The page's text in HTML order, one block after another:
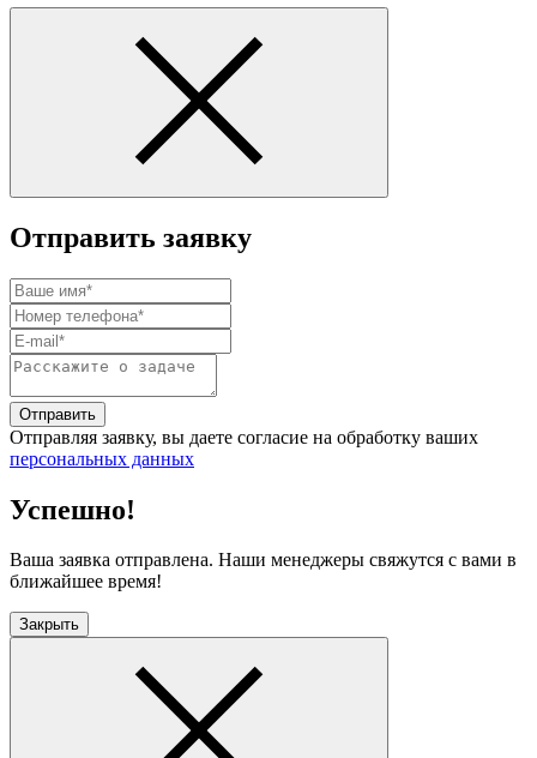
Отправить заявку
Отправить
Отправляя заявку, вы даете согласие на обработку ваших
персональных данных
Успешно!
Ваша заявка отправлена. Наши менеджеры свяжутся с вами в
ближайшее время!
Закрыть